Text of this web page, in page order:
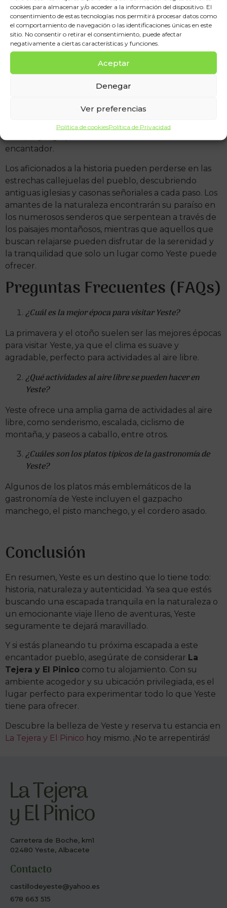
cookies para almacenar y/o acceder a la información del dispositivo. El
consentimiento de estas tecnologías nos permitirá procesar datos como
el comportamiento de navegación o las identificaciones únicas en este
sitio. No consentir o retirar el consentimiento, puede afectar
negativamente a ciertas características y funciones.
Aceptar
Denegar
Ver preferencias
Política de cookiesPolítica de Privacidad
se ha ganado una reputación como uno de los
mejores alojamientos en Yeste.
Turismo en Yeste: Una
Experiencia Inolvidable
Cuando se trata de turismo en Yeste, las opciones son
del pueblo, explorar su impresionante entorno
natural o simplemente relajarte y disfrutar de la vida
encantador.
Los aficionados a la historia pueden perderse en las
estrechas callejuelas del pueblo, descubriendo
antiguas iglesias y casonas señoriales a cada paso. Los
amantes de la naturaleza encontrarán su paraíso en
los numerosos senderos que serpentean a través de
los paisajes montañosos, mientras que aquellos que
buscan relajarse pueden disfrutar de la serenidad y
la tranquilidad que solo un lugar como Yeste puede
ofrecer.
Preguntas Frecuentes (FAQs)
¿Cuál es la mejor época para visitar Yeste?
La primavera y el otoño suelen ser las mejores épocas
para visitar Yeste, ya que el clima es suave y
agradable, perfecto para actividades al aire libre.
¿Qué actividades al aire libre se pueden hacer en
Yeste?
Yeste ofrece una amplia gama de actividades al aire
libre, como senderismo, escalada, ciclismo de
montaña, y paseos a caballo, entre otros.
¿Cuáles son los platos típicos de la gastronomía de
Yeste?
Algunos de los platos más emblemáticos de la
gastronomía de Yeste incluyen el gazpacho
manchego, el pisto manchego, y el cordero asado.
Conclusión
En resumen, Yeste es un destino que lo tiene todo:
historia, naturaleza y autenticidad. Ya sea que estés
buscando una escapada tranquila en la naturaleza o
un emocionante viaje lleno de aventuras, Yeste
seguramente te dejará maravillado.
Y si estás planeando tu próxima escapada a este
encantador pueblo, asegúrate de considerar La
Tejera y El Pinico como tu alojamiento. Con su
ambiente acogedor y su ubicación privilegiada, es el
lugar perfecto para experimentar todo lo que Yeste
tiene para ofrecer.
Descubre la belleza de Yeste y reserva tu estancia en
La Tejera y El Pinico hoy mismo. ¡No te arrepentirás!
Carretera de Boche, km1
02480 Yeste, Albacete
Contacto
castillodeyeste@yahoo.es
678 663 515